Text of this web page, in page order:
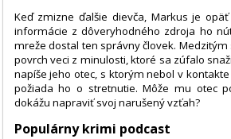
Keď zmizne ďalšie dievča, Markus je
informácie z dôveryhodného zdroja ho
mreže dostal ten správny človek.
povrch veci z minulosti, ktoré sa zúfalo
napíše jeho otec, s ktorým nebol v
požiada ho o stretnutie. Môže mu otec
dokážu napraviť svoj narušený vzťah?
Populárny krimi podcast